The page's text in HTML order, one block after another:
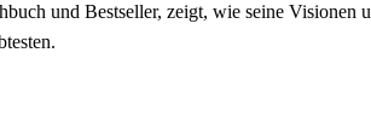
und Bestseller, zeigt, wie seine Visionen